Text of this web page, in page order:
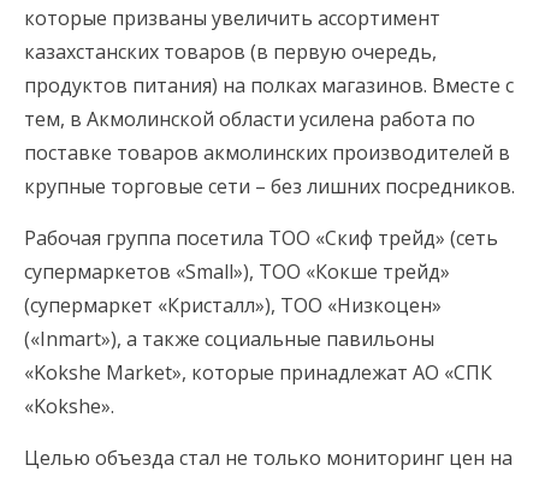
которые призваны увеличить ассортимент
казахстанских товаров (в первую очередь,
продуктов питания) на полках магазинов. Вместе с
тем, в Акмолинской области усилена работа по
поставке товаров акмолинских производителей в
крупные торговые сети – без лишних посредников.
Рабочая группа посетила ТОО «Скиф трейд» (сеть
супермаркетов «Small»), ТОО «Кокше трейд»
(супермаркет «Кристалл»), ТОО «Низкоцен»
(«Inmart»), а также социальные павильоны
«Kokshe Market», которые принадлежат АО «СПК
«Kokshe».
Целью объезда стал не только мониторинг цен на